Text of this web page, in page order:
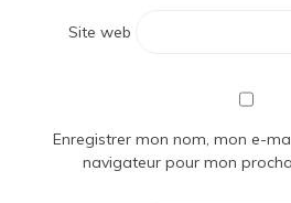
Site web
Enregistrer mon nom, mon e-
navigateur pour mon